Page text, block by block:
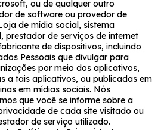
ou de qualquer outro
de software ou provedor de
de mídia social, sistema
prestador de serviços de internet
de dispositivos, incluindo
Pessoais que divulgar para
por meio dos aplicativos,
a tais aplicativos, ou publicadas em
em mídias sociais. Nós
que você se informe sobre a
de cada site visitado ou
de serviço utilizado.